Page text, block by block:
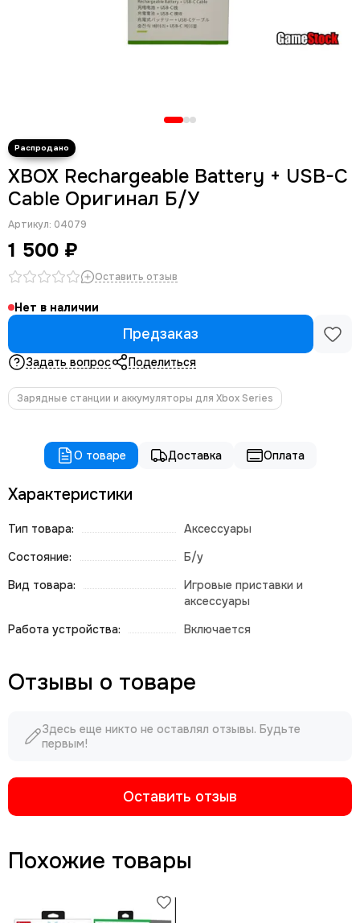
XBOX Rechargeable Battery + USB-C
Cable Оригинал Б/У
Артикул: 04079
1 500 ₽
Оставить отзыв
Нет в наличии
Предзаказ
Задать вопрос Поделиться
Зарядные станции и аккумуляторы для Xbox Series
О товаре Доставка Оплата
Характеристики
Тип товара:
Аксессуары
Состояние:
Б/у
Вид товара:
Игровые приставки и
аксессуары
Работа устройства:
Включается
Отзывы о товаре
Здесь еще никто не оставлял отзывы. Будьте
первым!
Оставить отзыв
Похожие товары